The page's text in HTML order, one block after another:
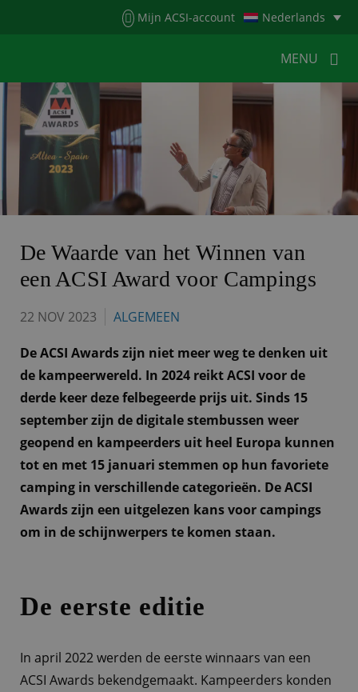
Mijn ACSI-account Nederlands
MENU
MENUMENU
HOME
VOOR KAMPEERDERS
VOOR CAMPINGSKAMPEERNIEUWS
ACSI WEBSHOP
WERKEN BIJ ACSI
CONTACT
De Waarde van het Winnen van
een ACSI Award voor Campings
22 NOV 2023 ALGEMEEN
De ACSI Awards zijn niet meer weg te denken uit
de kampeerwereld. In 2024 reikt ACSI voor de
derde keer deze felbegeerde prijs uit. Sinds 15
september zijn de digitale stembussen weer
geopend en kampeerders uit heel Europa kunnen
tot en met 15 januari stemmen op hun favoriete
camping in verschillende categorieën. De ACSI
Awards zijn een uitgelezen kans voor campings
om in de schijnwerpers te komen staan.
De eerste editie
In april 2022 werden de eerste winnaars van een
ACSI Awards bekendgemaakt. Kampeerders konden